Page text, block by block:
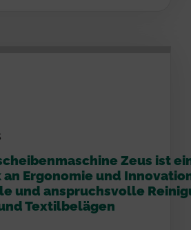
Zeus ist
Ergonomie und
und anspruchsvolle
Textilbelägen